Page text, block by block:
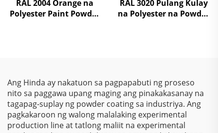
RAL 2004 Orange na
Polyester Paint Powder
RAL 3020 Pulang Kulay
na Polyester na Powder
Ang Hinda ay nakatuon sa pagpapabuti ng proseso
nito sa paggawa upang maging ang pinakakasanay na
tagapag-suplay ng powder coating sa industriya. Ang
pagkakaroon ng walong malalaking experimental
production line at tatlong maliit na experimental